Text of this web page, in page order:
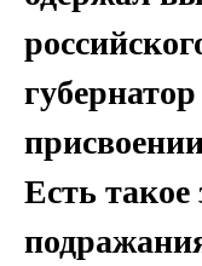
Есть